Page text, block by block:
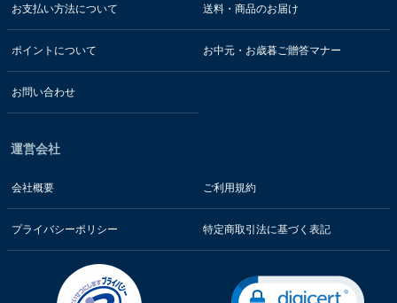
お支払い方法について 送料・商品のお届け
ポイントについて お中元・お歳暮ご贈答マナー
お問い合わせ
運営会社
会社概要 ご利用規約
プライバシーポリシー 特定商取引法に基づく表記